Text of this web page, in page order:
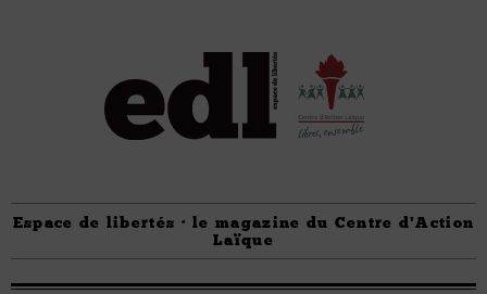
Espace de libertés · le magazine du Centre d'Action
Laïque